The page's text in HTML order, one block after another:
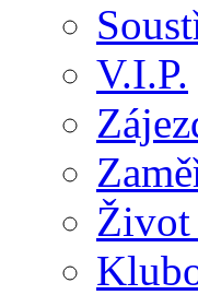
V.I.P.
Život